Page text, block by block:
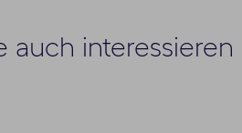
auch interessieren